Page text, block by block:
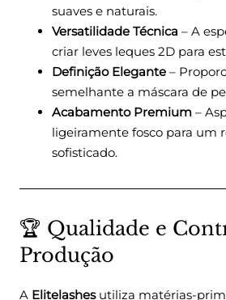
suaves e naturais.
Versatilidade Técnica – A
criar leves leques 2D para
Definição Elegante –
semelhante a máscara de
Acabamento Premium –
ligeiramente fosco para um
sofisticado.
🏆 Qualidade e
Produção
A Elitelashesutiliza matérias-